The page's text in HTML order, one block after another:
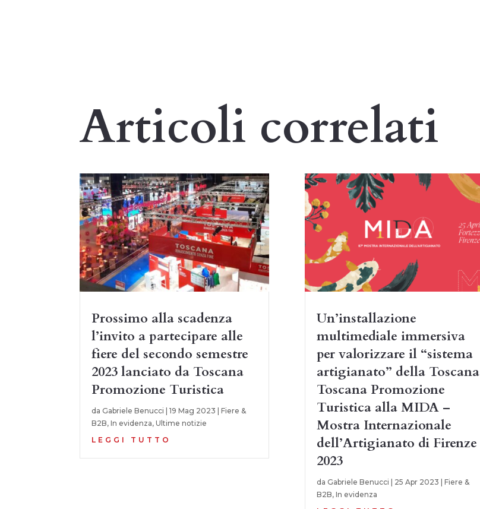
Articoli correlati
Prossimo alla scadenza
l’invito a partecipare alle
fiere del secondo semestre
2023 lanciato da Toscana
Promozione Turistica
da Gabriele Benucci |19 Mag 2023 |Fiere &
B2B,In evidenza,Ultime notizie
LEGGI TUTTO
Un’installazione
multimediale immersiva
per valorizzare il “sistema
artigianato” della Toscana
Toscana Promozione
Turistica alla MIDA –
Mostra Internazionale
dell’Artigianato di Firenze
2023
da Gabriele Benucci 25 Apr 2023
Fiere &
B2B, In evidenza